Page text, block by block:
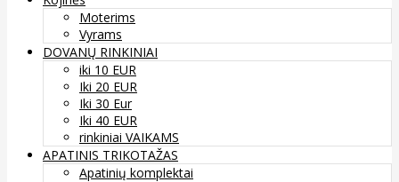
Moterims
Vyrams
DOVANŲ RINKINIAI
iki 10 EUR
Iki 20 EUR
Iki 30 Eur
Iki 40 EUR
rinkiniai VAIKAMS
APATINIS TRIKOTAŽAS
Apatinių komplektai